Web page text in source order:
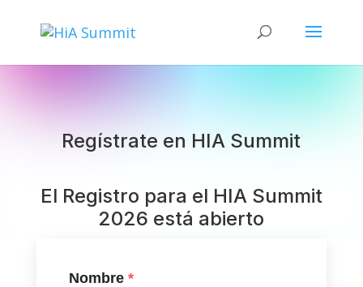
Regístrate en HIA Summit
El Registro para el HIA Summit
2026 está abierto
Nombre *